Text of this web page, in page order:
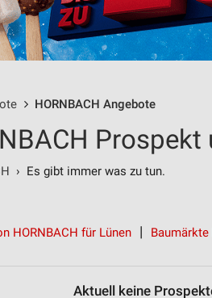
HORNBACH Angebote
› Es gibt immer was zu tun.
HORNBACH für Lünen
Aktuell keine